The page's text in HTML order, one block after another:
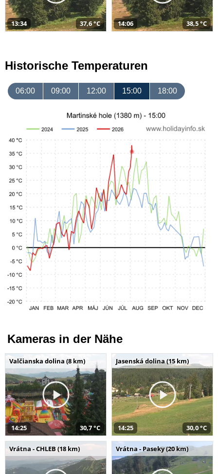
13:34 37,6 °C 14:06 38,5 °C
Historische Temperaturen
06:00 09:00 12:00 15:00 18:00
Kameras in der Nähe
Valčianska dolina (8 km)
14:25 30,7 °C
Jasenská dolina (15 km)
14:25 30,0 °C
Vrátna - CHLEB (18 km) Vrátna - Paseky (20 km)